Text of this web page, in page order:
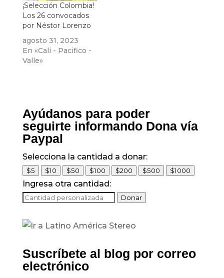
¡Selección Colombia!
Los 26 convocados
por Néstor Lorenzo
agosto 31, 2023
En «Cali - Pacifico -
Valle»
Ayúdanos para poder
seguirte informando Dona vía
Paypal
Selecciona la cantidad a donar:
$5 $10 $50 $100 $200 $500 $1000
Ingresa otra cantidad:
Donar
Suscríbete al blog por correo
electrónico